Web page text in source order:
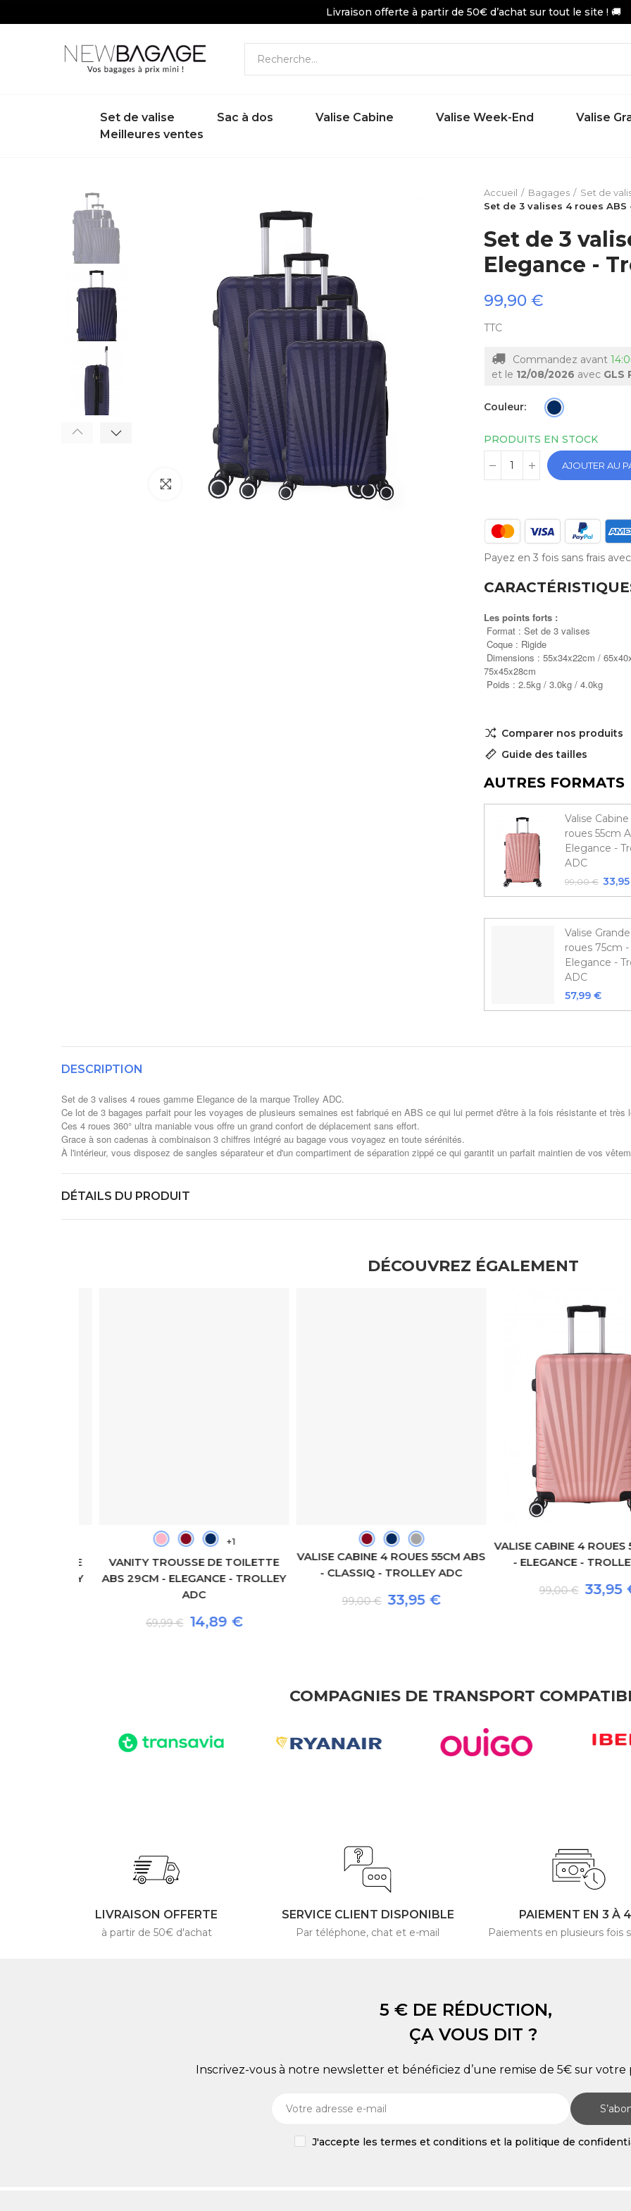
Livraison offerte à partir de 50€ d’achat sur tout le site ! 🚚
Set de valise Sac à dos Valise Cabine Valise Week-End Valise
Meilleures ventes
Click to enlarge
Accueil Bagages
Set de
Set de 3 valises 4 roues
Set de 3
Elegance -
99,90 €
TTC
Commandez avant
et le 12/08/2026 avec GLS
Couleur
PRODUITS EN STOCK
AJOUTER AU
Payez en 3 fois sans frais avec
Les points forts :
Format : Set de 3 valises
Coque : Rigide
Dimensions : 55x34x22cm /
75x45x28cm
Poids : 2.5kg / 3.0kg / 4.0kg
Comparer nos produits
Guide des tailles
AUTRES FORMATS
Valise
roues 55cm
Elegance -
ADC
99,00 €
Valise
roues 75cm -
Elegance -
ADC
57,99 €
DESCRIPTION
Set de 3 valises 4 roues gamme Elegance de la marque Trolley ADC.
Ce lot de 3 bagages parfait pour les voyages de plusieurs semaines est fabriqué en ABS ce qui lui permet d'être à la fois résistante et très
Ces 4 roues 360° ultra maniable vous offre un grand confort de déplacement sans effort.
Grace à son cadenas à combinaison 3 chiffres intégré au bagage vous voyagez en toute sérénités.
À l'intérieur, vous disposez de sangles séparateur et d'un compartiment de séparation zippé ce qui garantit un parfait maintien de vos
DÉTAILS DU PRODUIT
DÉCOUVREZ ÉGALEMENT
+1
VANITY TROUSSE DE TOILETTE
ABS 29CM - ELEGANCE - TROLLEY
ADC
69,99 € 14,89 €
VALISE CABINE 4 ROUES 55CM ABS
- CLASSIQ - TROLLEY ADC
99,00 € 33,95 €
VALISE CABINE 4 ROUES
- ELEGANCE - TROLLEY
99,00 € 33,95 €
COMPAGNIES DE TRANSPORT
LIVRAISON OFFERTE
à partir de 50€ d'achat
SERVICE CLIENT DISPONIBLE
Par téléphone, chat et e-mail
PAIEMENT EN 3 À
Paiements en plusieurs fois
5 € DE RÉDUCTION,
ÇA VOUS DIT ?
Inscrivez-vous à notre newsletter et bénéficiez d’une remise de 5€ sur
J'accepte les termes et conditions et la politique de